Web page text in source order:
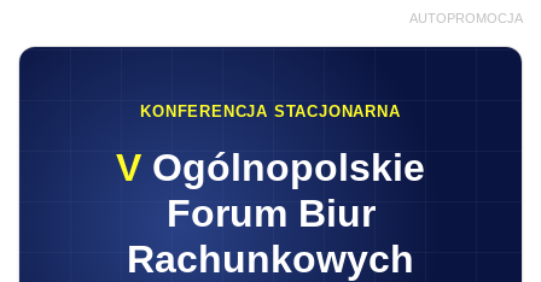
AUTOPROMOCJA
KONFERENCJA STACJONARNA
V Ogólnopolskie
Forum Biur
Rachunkowych